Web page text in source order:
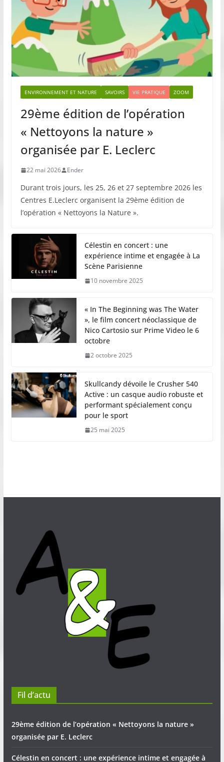
ENVIRONNEMENT ET NATURE SAVOIRS VIE PRATIQUE ZOOM
29ème édition de l’opération
« Nettoyons la nature »
organisée par E. Leclerc
22 mai 2026 Ender
Durant trois jours, les 25, 26 et 27 septembre 2026 les
Centres E.Leclerc organisent la 29ème édition de
l’opération « Nettoyons la Nature ».
Célestin en concert : une
expérience intime et engagée à La
Scène Parisienne
10 novembre 2025
« In The Beginning was The Water
», le film concert néoclassique de
Nico Cartosio sur Prime Video le 6
octobre
2 octobre 2025
Skullcandy dévoile le Crusher 540
Active : un casque audio robuste et
performant spécialement conçu
pour le sport
25 mai 2025
Fil d’actu
29ème édition de l’opération « Nettoyons la nature »
organisée par E. Leclerc
Célestin en concert : une expérience intime et engagée à